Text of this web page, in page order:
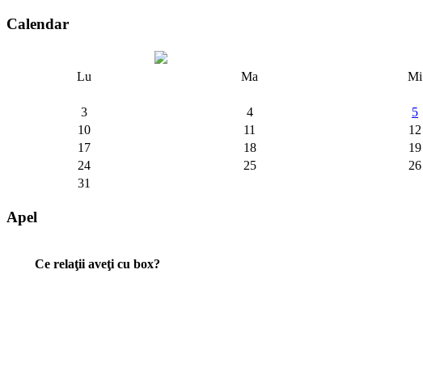
Calendar
Lu
Ma Mi
3
4 5
10
11 12
17
18 19
24
25 26
31
Apel
Ce relaţii aveţi cu box?